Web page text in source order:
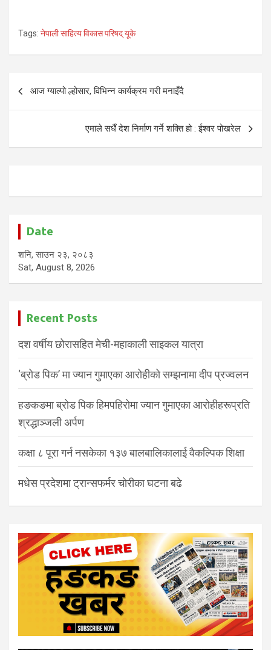
Tags: नेपाली साहित्य विकास परिषद् यूके
Post
navigation
आज ग्याल्पो ल्होसार, विभिन्न कार्यक्रम गरी मनाइँदै
एमाले सधैँ देश निर्माण गर्ने शक्ति हो : ईश्वर पोखरेल
Date
शनि, साउन २३, २०८३
Sat, August 8, 2026
Recent Posts
दश वर्षीय छोरासहित मेची-महाकाली साइकल यात्रा
‘ब्रोड पिक’ मा ज्यान गुमाएका आरोहीको सम्झनामा दीप प्रज्वलन
हङकङमा ब्रोड पिक हिमपहिरोमा ज्यान गुमाएका आरोहीहरूप्रति
श्रद्धाञ्जली अर्पण
कक्षा ८ पूरा गर्न नसकेका १३७ बालबालिकालाई वैकल्पिक शिक्षा
मधेस प्रदेशमा ट्रान्सफर्मर चोरीका घटना बढे